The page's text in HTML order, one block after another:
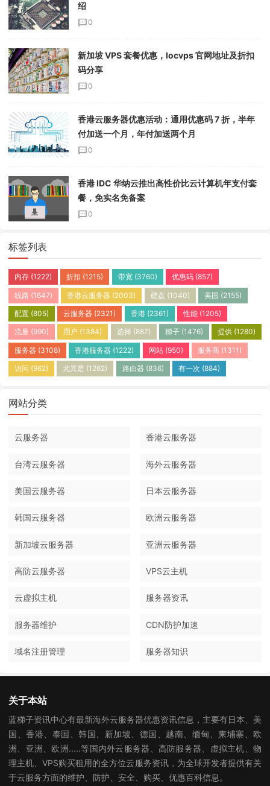
绍
0
新加坡 VPS 套餐优惠，locvps 官网地址及折扣
码分享
0
香港云服务器优惠活动：通用优惠码 7 折，半年
付加送一个月，年付加送两个月
0
香港 IDC 华纳云推出高性价比云计算机年支付套
餐，免实名免备案
0
标签列表
内存 (1222) 折扣 (1215) 带宽(3760) 优惠码(857)
线路 (1647) 香港云服务器 (2003) 硬盘 (1040) 美国 (2155)
配置 (805) 云服务器 (2321) 香港(2361) 性能(1205)
流量 (990) 用户 (1384) 选择 (887) 梯子(1476) 提供 (1280)
服务器 (3108) 香港服务器 (1222) 网站(950) 服务商(1311)
访问 (962) 尤其是 (1262) 路由器 (836) 有一次 (884)
网站分类
云服务器 香港云服务器
台湾云服务器 海外云服务器
美国云服务器 日本云服务器
韩国云服务器 欧洲云服务器
新加坡云服务器 亚洲云服务器
高防云服务器 VPS云主机
云虚拟主机 服务器资讯
服务器维护 CDN防护加速
域名注册管理 服务器知识
关于本站
蓝梯子资讯中心有最新海外云服务器优惠资讯信息，主要有日本、美
国、香港、泰国、韩国、新加坡、德国、越南、缅甸、柬埔寨、欧
洲、亚洲、欧洲.....等国内外云服务器、高防服务器、虚拟主机、物
理主机、VPS购买租用的全方位云服务资讯，为全球开发者提供有关
于云服务方面的维护、防护、安全、购买、优惠百科信息。